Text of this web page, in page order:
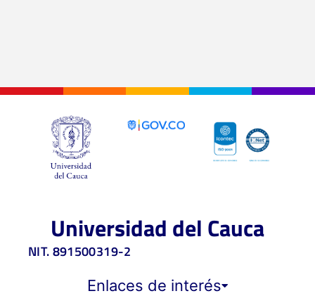
Universidad del Cauca
NIT. 891500319-2
Enlaces de interés